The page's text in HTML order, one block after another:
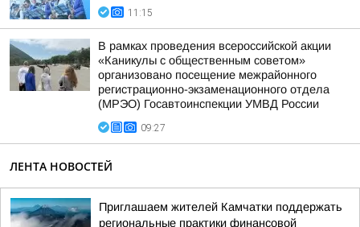
11:15
В рамках проведения всероссийской акции
«Каникулы с общественным советом»
организовано посещение межрайонного
регистрационно-экзаменационного отдела
(МРЭО) Госавтоинспекции УМВД России
09:27
ЛЕНТА НОВОСТЕЙ
Приглашаем жителей Камчатки поддержать
региональные практики финансовой